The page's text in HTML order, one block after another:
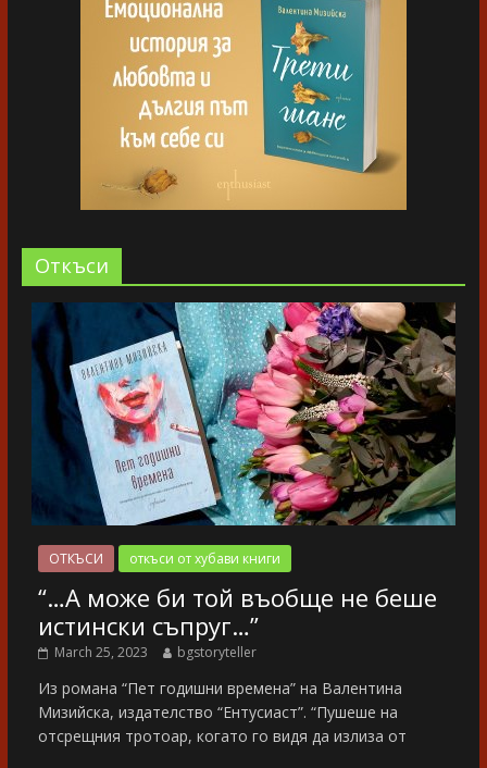
Oткъси
ОТКЪСИ откъси от хубави книги
“…А може би той въобще не беше
истински съпруг…”
March 25, 2023 bgstoryteller
Из романа “Пет годишни времена” на Валентина
Мизийска, издателство “Ентусиаст”. “Пушеше на
отсрещния тротоар, когато го видя да излиза от